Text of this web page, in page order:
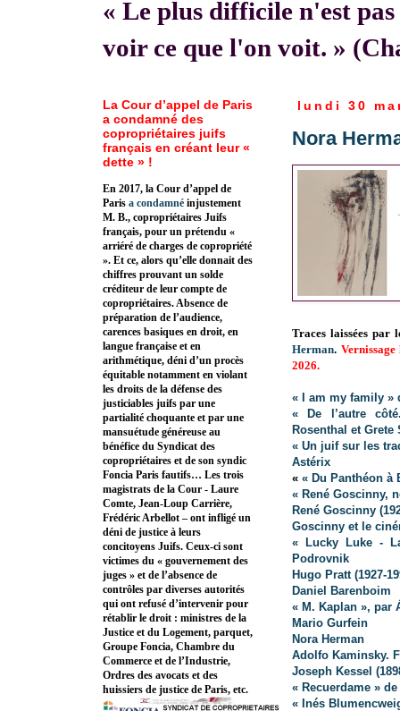
« Le plus difficile n'est
voir ce que l'on voit. »
lundi 30
Nora
Traces laissées par
Herman.
2026.
« I am my family »
« De l’autre
Rosenthal et Grete
« Un juif sur les
Astérix
« « Du Panthéon à
« René Goscinny,
René Goscinny
Goscinny et le
« Lucky Luke -
Podrovnik
Hugo Pratt (1927-
Daniel Barenboim
« M. Kaplan », par
Mario Gurfein
Nora Herman
Adolfo Kaminsky.
Joseph Kessel
« Recuerdame »
« Inés
La Cour d’appel de Paris
a condamné des
copropriétaires juifs
français en créant leur «
dette » !
En 2017, la Cour d’appel de
Paris a condamné injustement
M. B., copropriétaires Juifs
français, pour un prétendu «
arriéré de charges de copropriété
». Et ce, alors qu’elle donnait des
chiffres prouvant un solde
créditeur de leur compte de
copropriétaires. Absence de
préparation de l’audience,
carences basiques en droit, en
langue française et en
arithmétique, déni d’un procès
équitable notamment en violant
les droits de la défense des
justiciables juifs par une
partialité choquante et par une
mansuétude généreuse au
bénéfice du Syndicat des
copropriétaires et de son syndic
Foncia Paris fautifs… Les trois
magistrats de la Cour - Laure
Comte, Jean-Loup Carrière,
Frédéric Arbellot – ont infligé un
déni de justice à leurs
concitoyens Juifs. Ceux-ci sont
victimes du « gouvernement des
juges » et de l’absence de
contrôles par diverses autorités
qui ont refusé d’intervenir pour
rétablir le droit : ministres de la
Justice et du Logement, parquet,
Groupe Foncia, Chambre du
Commerce et de l’Industrie,
Ordres des avocats et des
huissiers de justice de Paris, etc.